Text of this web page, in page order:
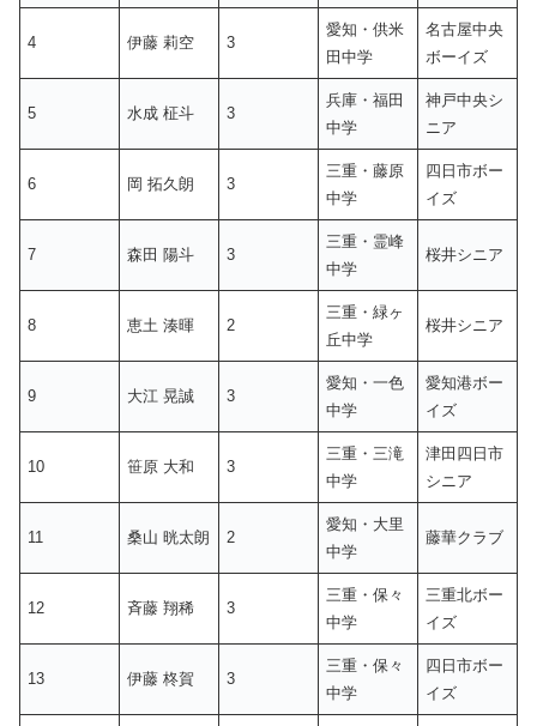
4 伊藤 莉空 3
愛知・供米
田中学
名古屋中央
ボーイズ
5 水成 柾斗 3
兵庫・福田
中学
神戸中央シ
ニア
6 岡 拓久朗 3
三重・藤原
中学
四日市ボー
イズ
7 森田 陽斗 3
三重・霊峰
中学
桜井シニア
8 恵土 湊暉 2
三重・緑ヶ
丘中学
桜井シニア
9 大江 晃誠 3
愛知・一色
中学
愛知港ボー
イズ
10 笹原 大和 3
三重・三滝
中学
津田四日市
シニア
11 桑山 晄太朗 2
愛知・大里
中学
藤華クラブ
12 斉藤 翔稀 3
三重・保々
中学
三重北ボー
イズ
13 伊藤 柊賀 3
三重・保々
中学
四日市ボー
イズ